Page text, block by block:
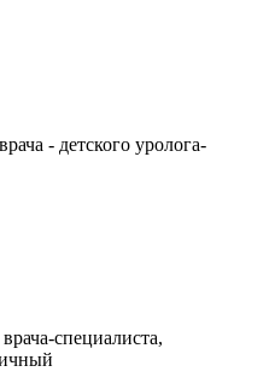
- детского уролога-
специалиста,